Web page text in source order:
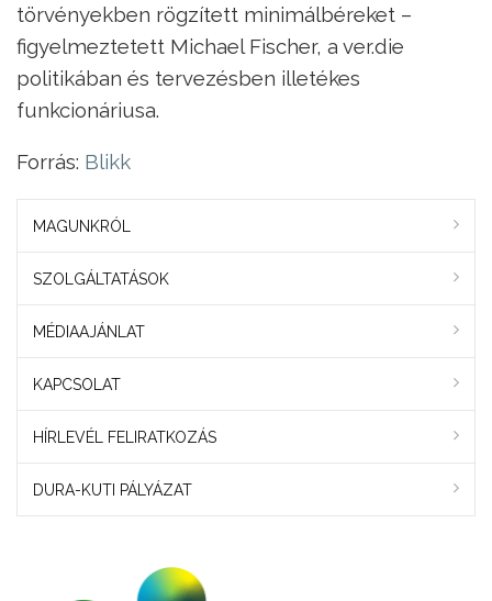
törvényekben rögzített minimálbéreket –
figyelmeztetett Michael Fischer, a ver.die
politikában és tervezésben illetékes
funkcionáriusa.
Forrás: Blikk
MAGUNKRÓL
SZOLGÁLTATÁSOK
MÉDIAAJÁNLAT
KAPCSOLAT
HÍRLEVÉL FELIRATKOZÁS
DURA-KUTI PÁLYÁZAT